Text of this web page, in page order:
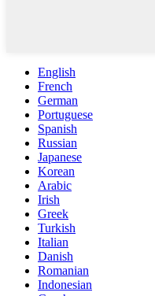
English
French
German
Portuguese
Spanish
Russian
Japanese
Korean
Arabic
Irish
Greek
Turkish
Italian
Danish
Romanian
Indonesian